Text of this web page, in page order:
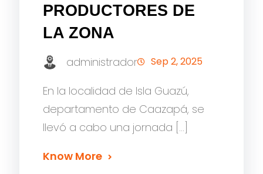
PRODUCTORES DE
LA ZONA
administrador Sep 2, 2025
En la localidad de Isla Guazú,
departamento de Caazapá, se
llevó a cabo una jornada […]
Know More